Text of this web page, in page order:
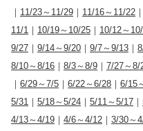
｜ 11/23～11/29 ｜ 11/16～11/22 ｜
11/1 ｜ 10/19～10/25 ｜ 10/12～
9/27 ｜ 9/14～9/20 ｜ 9/7～9/13 ｜
8/10～8/16 ｜ 8/3～8/9 ｜ 7/27～8/
｜ 6/29～7/5 ｜ 6/22～6/28 ｜ 6/15
5/31 ｜ 5/18～5/24 ｜ 5/11～5/17 ｜
4/13～4/19 ｜ 4/6～4/12 ｜ 3/30～